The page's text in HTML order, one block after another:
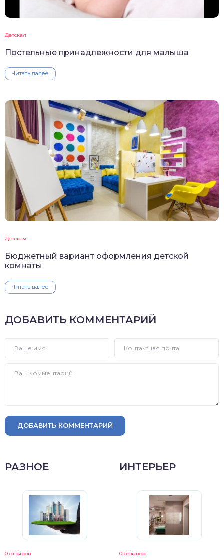
Детская
Постельные принадлежности для малыша
Читать далее
Детская
Бюджетный вариант оформления детской
комнаты
Читать далее
ДОБАВИТЬ КОММЕНТАРИЙ
ДОБАВИТЬ КОММЕНТАРИЙ
РАЗНОЕ
0 отзывов
ИНТЕРЬЕР
0 отзывов